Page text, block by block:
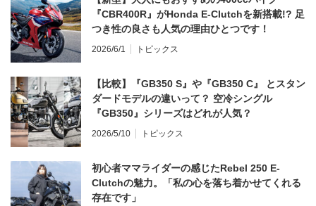
『CBR400R』がHonda E-Clutchを新搭載!? 足
つき性の良さも人気の理由ひとつです！
2026/6/1 トピックス
【比較】『GB350 S』や『GB350 C』 とスタン
ダードモデルの違いって？ 空冷シングル
『GB350』シリーズはどれが人気？
2026/5/10 トピックス
初心者ママライダーの感じたRebel 250 E-
Clutchの魅力。「私の心を落ち着かせてくれる
存在です」